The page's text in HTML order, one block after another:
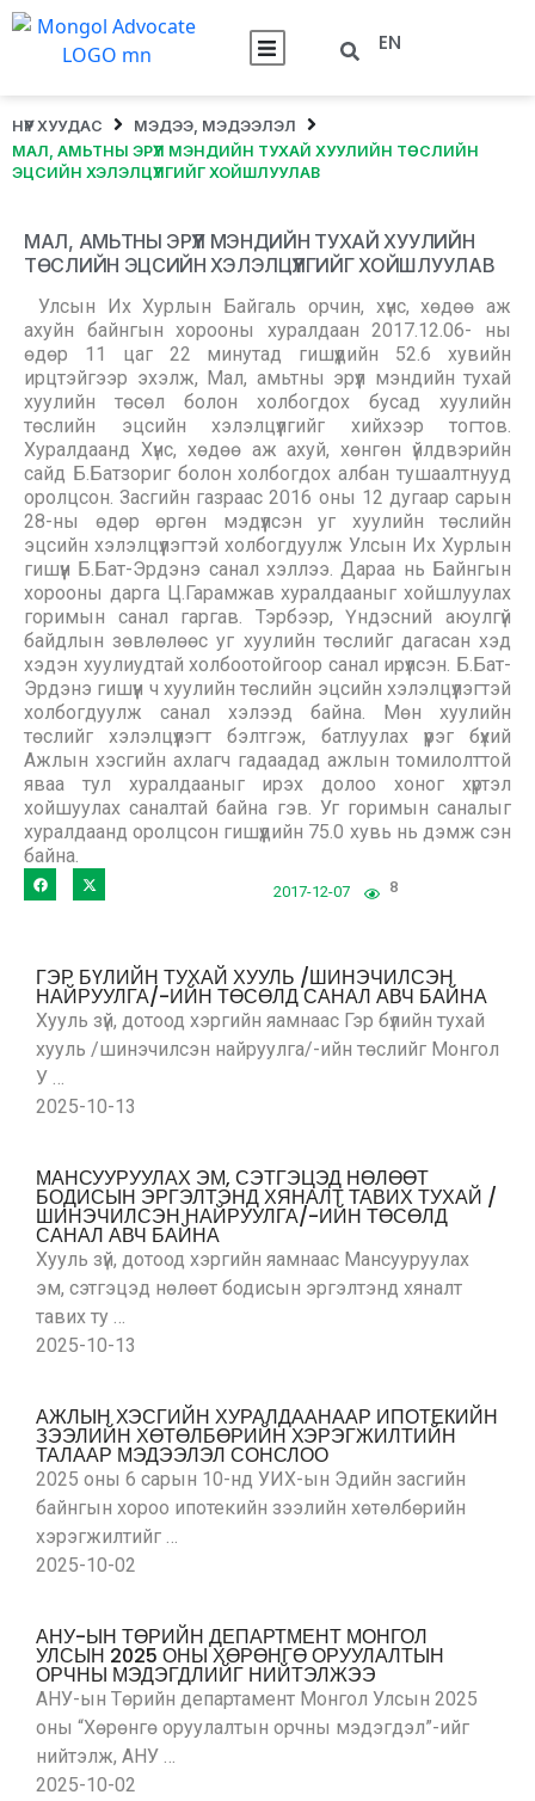
EN
НҮҮР ХУУДАС
МЭДЭЭ, МЭДЭЭЛЭЛ
МАЛ, АМЬТНЫ ЭРҮҮЛ МЭНДИЙН ТУХАЙ ХУУЛИЙН ТӨСЛИЙН
ЭЦСИЙН ХЭЛЭЛЦҮҮЛГИЙГ ХОЙШЛУУЛАВ
МАЛ, АМЬТНЫ ЭРҮҮЛ МЭНДИЙН ТУХАЙ ХУУЛИЙН
ТӨСЛИЙН ЭЦСИЙН ХЭЛЭЛЦҮҮЛГИЙГ ХОЙШЛУУЛАВ
Улсын Их Хурлын Байгаль орчин, хүнс, хөдөө аж
ахуйн байнгын хорооны хуралдаан 2017.12.06- ны
өдөр 11 цаг 22 минутад гишүүдийн 52.6 хувийн
ирцтэйгээр эхэлж, Мал, амьтны эрүүл мэндийн тухай
хуулийн төсөл болон холбогдох бусад хуулийн
төслийн эцсийн хэлэлцүүлгийг хийхээр тогтов.
Хуралдаанд Хүнс, хөдөө аж ахуй, хөнгөн үйлдвэрийн
сайд Б.Батзориг болон холбогдох албан тушаалтнууд
оролцсон. Засгийн газраас 2016 оны 12 дугаар сарын
28-ны өдөр өргөн мэдүүлсэн уг хуулийн төслийн
эцсийн хэлэлцүүлэгтэй холбогдуулж Улсын Их Хурлын
гишүүн Б.Бат-Эрдэнэ санал хэллээ. Дараа нь Байнгын
хорооны дарга Ц.Гарамжав хуралдааныг хойшлуулах
горимын санал гаргав. Тэрбээр, Үндэсний аюулгүй
байдлын зөвлөлөөс уг хуулийн төслийг дагасан хэд
хэдэн хуулиудтай холбоотойгоор санал ирүүлсэн. Б.Бат-
Эрдэнэ гишүүн ч хуулийн төслийн эцсийн хэлэлцүүлэгтэй
холбогдуулж санал хэлээд байна. Мөн хуулийн
төслийг хэлэлцүүлэгт бэлтгэж, батлуулах үүрэг бүхий
Ажлын хэсгийн ахлагч гадаадад ажлын томилолттой
яваа тул хуралдааныг ирэх долоо хоног хүртэл
хойшуулах саналтай байна гэв. Уг горимын саналыг
хуралдаанд оролцсон гишүүдийн 75.0 хувь нь дэмж сэн
байна.
2017-12-07 8
ГЭР БҮЛИЙН ТУХАЙ ХУУЛЬ /ШИНЭЧИЛСЭН
НАЙРУУЛГА/-ИЙН ТӨСӨЛД САНАЛ АВЧ БАЙНА
Хууль зүй, дотоод хэргийн яамнаас Гэр бүлийн тухай
хууль /шинэчилсэн найруулга/-ийн төслийг Монгол
У …
2025-10-13
МАНСУУРУУЛАХ ЭМ, СЭТГЭЦЭД НӨЛӨӨТ
БОДИСЫН ЭРГЭЛТЭНД ХЯНАЛТ ТАВИХ ТУХАЙ /
ШИНЭЧИЛСЭН НАЙРУУЛГА/-ИЙН ТӨСӨЛД
САНАЛ АВЧ БАЙНА
Хууль зүй, дотоод хэргийн яамнаас Мансууруулах
эм, сэтгэцэд нөлөөт бодисын эргэлтэнд хяналт
тавих ту …
2025-10-13
АЖЛЫН ХЭСГИЙН ХУРАЛДААНААР ИПОТЕКИЙН
ЗЭЭЛИЙН ХӨТӨЛБӨРИЙН ХЭРЭГЖИЛТИЙН
ТАЛААР МЭДЭЭЛЭЛ СОНСЛОО
2025 оны 6 сарын 10-нд УИХ-ын Эдийн засгийн
байнгын хороо ипотекийн зээлийн хөтөлбөрийн
хэрэгжилтийг …
2025-10-02
АНУ-ЫН ТӨРИЙН ДЕПАРТМЕНТ МОНГОЛ
УЛСЫН 2025 ОНЫ ХӨРӨНГӨ ОРУУЛАЛТЫН
ОРЧНЫ МЭДЭГДЛИЙГ НИЙТЭЛЖЭЭ
АНУ-ын Төрийн департамент Монгол Улсын 2025
оны “Хөрөнгө оруулалтын орчны мэдэгдэл”-ийг
нийтэлж, АНУ …
2025-10-02